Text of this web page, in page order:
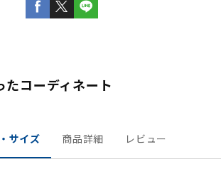
たコーディネート
サイズ 商品詳細 レビュー